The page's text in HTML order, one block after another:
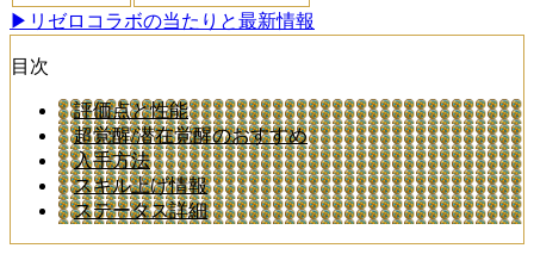
▶リゼロコラボの当たりと最新情報
目次
評価点と性能
超覚醒/潜在覚醒のおすすめ
入手方法
スキル上げ情報
ステータス詳細